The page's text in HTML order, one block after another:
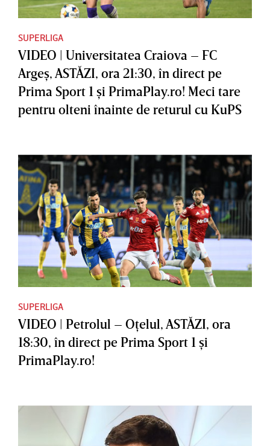
SUPERLIGA
VIDEO | Universitatea Craiova – FC
Argeş, ASTĂZI, ora 21:30, în direct pe
Prima Sport 1 şi PrimaPlay.ro! Meci tare
pentru olteni înainte de returul cu KuPS
SUPERLIGA
VIDEO | Petrolul – Oţelul, ASTĂZI, ora
18:30, în direct pe Prima Sport 1 şi
PrimaPlay.ro!